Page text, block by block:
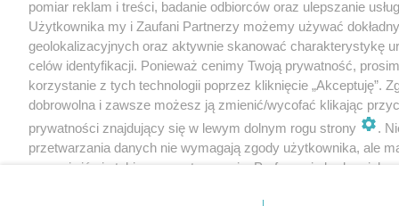
pomiar reklam i treści, badanie odbiorców oraz ulepszanie
Użytkownika my i Zaufani Partnerzy możemy używać
geolokalizacyjnych oraz aktywnie skanować charakterystykę
celów identyfikacji. Ponieważ cenimy Twoją prywatność,
korzystanie z tych technologii poprzez kliknięcie „Akceptuję”.
dobrowolna i zawsze możesz ją zmienić/wycofać klikając
prywatności znajdujący się w lewym dolnym rogu strony
.
przetwarzania danych nie wymagają zgody użytkownika, ale
sprzeciwić się takiemu przetwarzaniu. Preferencje będą miały